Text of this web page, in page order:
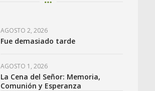
AGOSTO 2, 2026
Fue demasiado tarde
AGOSTO 1, 2026
La Cena del Señor: Memoria,
Comunión y Esperanza